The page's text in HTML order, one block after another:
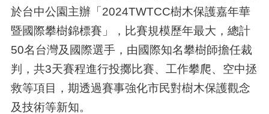
於台中公園主辦「2024TWTCC樹木保護嘉年華
暨國際攀樹錦標賽」，比賽規模歷年最大，總計
50名台灣及國際選手，由國際知名攀樹師擔任裁
判，共3天賽程進行投擲比賽、工作攀爬、空中拯
救等項目，期透過賽事強化市民對樹木保護觀念
及技術等新知。